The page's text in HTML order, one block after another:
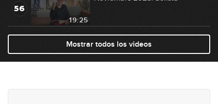
56
19:25
Mostrar todos los videos